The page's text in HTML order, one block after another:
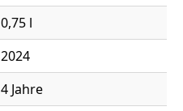
0,75 l
2024
4 Jahre